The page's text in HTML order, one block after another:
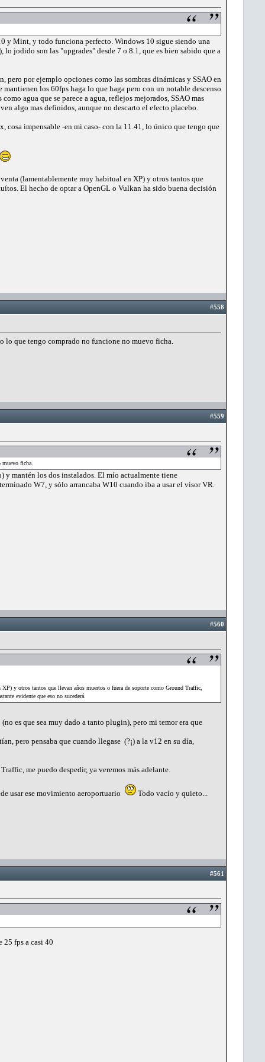
y Mint, y todo funciona perfecto. Windows 10 sigue siendo una
jodido son las "upgrades" desde 7 o 8.1, que es bien sabido que a
por ejemplo opciones como las sombras dinámicas y SSAO en
los 60fps haga lo que haga pero con un notable descenso
agua que se parece a agua, reflejos mejorados, SSAO mas
algo mas definidos, aunque no descarto el efecto placebo.
cosa impensable -en mi caso- con la 11.41, lo único que tengo que
(lamentablemente muy habitual en XP) y otros tantos que
El hecho de optar a OpenGL o Vulkan ha sido buena decisión
#558
lo que tengo comprado no funcione no muevo ficha.
#559
ficha.
y mantén los dos instalados. El mío actualmente tiene
W7, y sólo arrancaba W10 cuando iba a usar el visor VR.
#560
y otros tantos que llevan años muertos o fuera de soporte como Ground Traffic,
evidente que eso no sucederá.
es que sea muy dado a tanto plugin), pero mi temor era que
pero pensaba que cuando llegase (?¡) a la v12 en su día,
me puedo despedir, ya veremos más adelante.
usar ese movimiento aeroportuario Todo vacío y quieto...
#561
25 fps a casi 40